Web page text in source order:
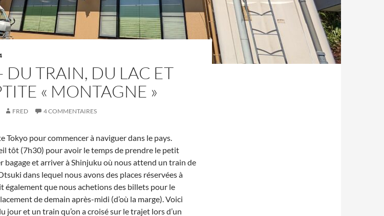
DU TRAIN, DU LAC ET
« MONTAGNE »
FRED 4 COMMENTAIRES
Tokyo pour commencer à naviguer dans le pays.
tôt (7h30) pour avoir le temps de prendre le petit
bagage et arriver à Shinjuku où nous attend un train de
dans lequel nous avons des places réservées à
également que nous achetions des billets pour le
de demain après-midi (d’où la marge). Voici
jour et un train qu’on a croisé sur le trajet lors d’un